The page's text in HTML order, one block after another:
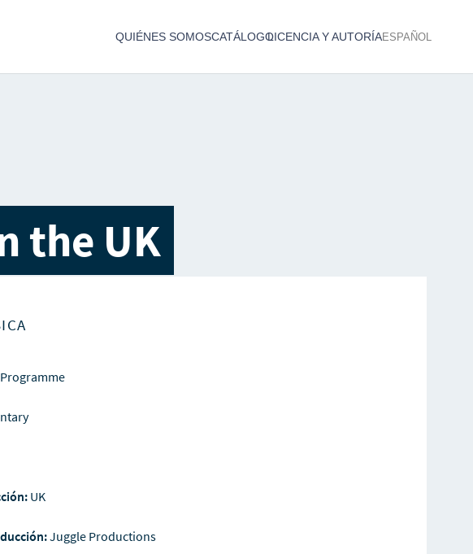
QUIÉNES SOMOSCATÁLOGOLICENCIA Y AUTORÍAESPAÑOL
the UK
UK
Juggle Productions